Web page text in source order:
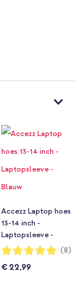
Accezz Laptop hoes
13-14 inch -
Laptopsleeve -
Blauw
Waardering:
98%
(8)
€ 22,99